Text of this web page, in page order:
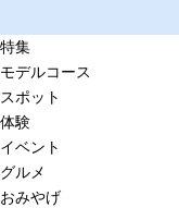
特集
モデルコース
スポット
体験
イベント
グルメ
おみやげ